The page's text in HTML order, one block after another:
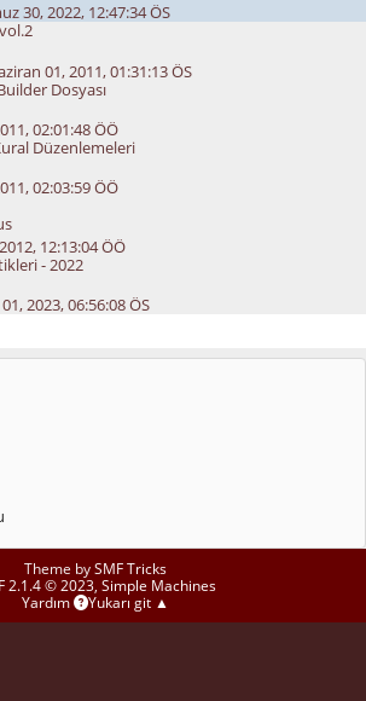
30, 2022, 12:47:34 ÖS
01, 2011, 01:31:13 ÖS
Dosyası
02:01:48 ÖÖ
Düzenlemeleri
02:03:59 ÖÖ
12:13:04 ÖÖ
- 2022
2023, 06:56:08 ÖS
Theme bySMF Tricks
2.1.4 © 2023, Simple Machines
Yardım
Yukarı git ▲